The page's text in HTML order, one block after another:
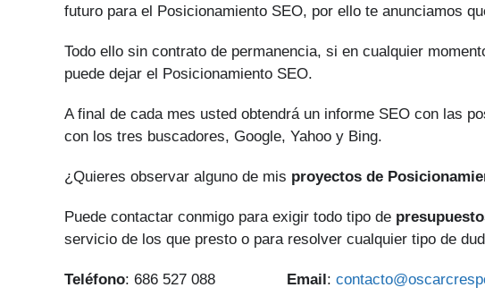
futuro para el Posicionamiento SEO, por ello te anunciamos
Todo ello sin contrato de permanencia, si en cualquier
puede dejar el Posicionamiento SEO.
A final de cada mes usted obtendrá un informe SEO con las
con los tres buscadores, Google, Yahoo y Bing.
¿Quieres observar alguno de mis proyectos de
Puede contactar conmigo para exigir todo tipo de
servicio de los que presto o para resolver cualquier tipo de
Teléfono: 686 527 088 Email: